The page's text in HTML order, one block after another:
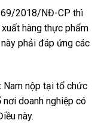
69/2018/NĐ-CP thì
hàng thực phẩm
phải đáp ứng các
Nam nộp tại tổ chức
doanh nghiệp có
này.